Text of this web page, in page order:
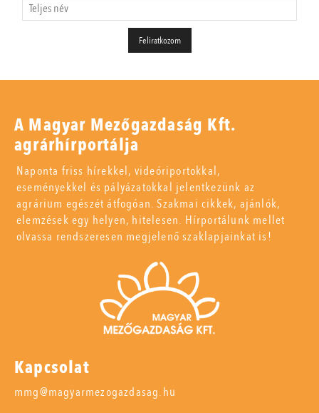
A Magyar Mezőgazdaság Kft.
agrárhírportálja
Naponta friss hírekkel, videóriportokkal,
eseményekkel és pályázatokkal jelentkezünk az
agrárium egészét átfogóan. Szakmai cikkek, ajánlók,
elemzések egy helyen, hitelesen. Hírportálunk mellet
olvassa rendszeresen megjelenő szaklapjainkat is!
Kapcsolat
mmg@magyarmezogazdasag.hu